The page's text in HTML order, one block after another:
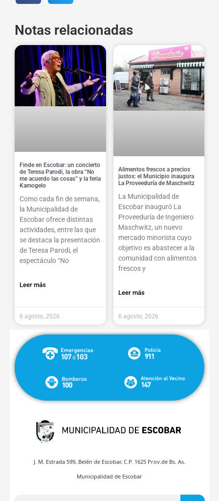
Notas relacionadas
Finde en Escobar: un concierto
de Teresa Parodi, la obra “No
me acuerdo las cosas” y la feria
Kamogelo
Como cada fin de semana,
la Municipalidad de
Escobar ofrece distintas
actividades, entre las que
se destaca la presentación
de Teresa Parodi, el
espectáculo “No
Leer más
6 agosto, 2026
Alimentos frescos a precios
justos: el Municipio inaugura
La Proveeduría de Maschwitz
La Municipalidad de
Escobar inauguró La
Proveeduría de Ingeniero
Maschwitz, un nuevo
mercado minorista cuyo
objetivo es abastecer a la
comunidad con alimentos
frescos y
Leer más
6 agosto, 2026
J. M. Estrada 599, Belén de Escobar, C.P. 1625 Prov.de Bs. As.
Municipalidad de Escobar